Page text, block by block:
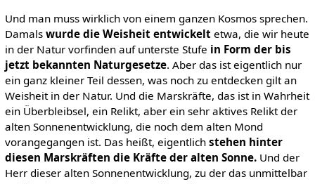
Und man muss wirklich von einem ganzen Kosmos sprechen.
Damals wurde die Weisheit entwickeltetwa, die wir heute
in der Natur vorfinden auf unterste Stufe in Form der bis
jetzt bekannten Naturgesetze. Aber das ist eigentlich nur
ein ganz kleiner Teil dessen, was noch zu entdecken gilt an
Weisheit in der Natur. Und die Marskräfte, das ist in Wahrheit
ein Überbleibsel, ein Relikt, aber ein sehr aktives Relikt der
alten Sonnenentwicklung, die noch dem alten Mond
vorangegangen ist. Das heißt, eigentlich stehen hinter
diesen Marskräften die Kräfte der alten Sonne.Und der
Herr dieser alten Sonnenentwicklung, zu der das unmittelbar